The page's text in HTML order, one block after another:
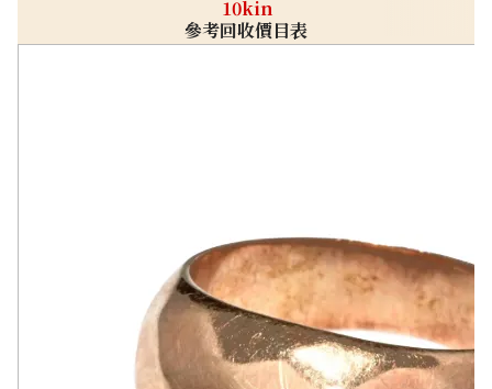
10kin
參考回收價目表